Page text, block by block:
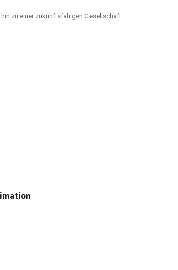
zu einer zukunftsfähigen Gesellschaft